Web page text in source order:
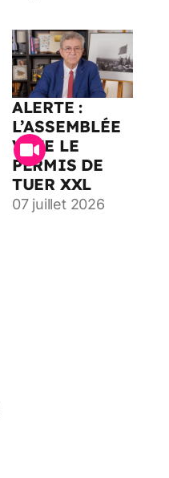
ALERTE :
L’ASSEMBLÉE
VOTE LE
PERMIS DE
TUER XXL
07 juillet 2026